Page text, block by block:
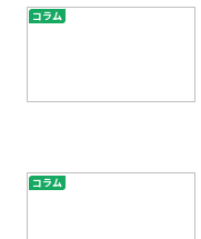
コラム
コラム